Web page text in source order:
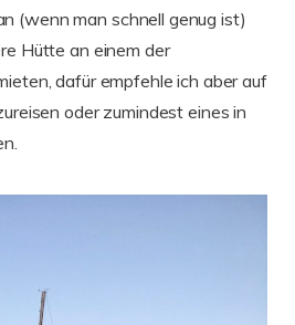
(wenn man schnell genug ist)
Hütte an einem der
dafür empfehle ich aber auf
oder zumindest eines in